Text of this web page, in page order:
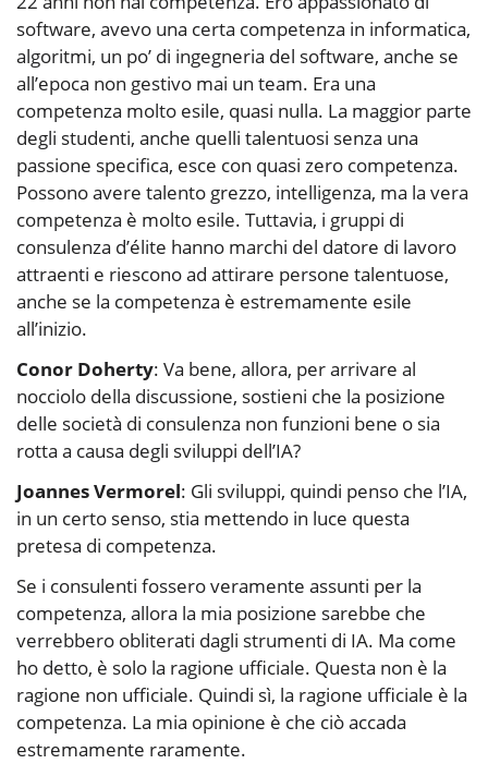
software, avevo una certa competenza in informatica,
algoritmi, un po’ di ingegneria del software, anche se
all’epoca non gestivo mai un team. Era una
competenza molto esile, quasi nulla. La maggior parte
degli studenti, anche quelli talentuosi senza una
passione specifica, esce con quasi zero competenza.
Possono avere talento grezzo, intelligenza, ma la vera
competenza è molto esile. Tuttavia, i gruppi di
consulenza d’élite hanno marchi del datore di lavoro
attraenti e riescono ad attirare persone talentuose,
anche se la competenza è estremamente esile
all’inizio.
Conor Doherty: Va bene, allora, per arrivare al
nocciolo della discussione, sostieni che la posizione
delle società di consulenza non funzioni bene o sia
rotta a causa degli sviluppi dell’IA?
Joannes Vermorel: Gli sviluppi, quindi penso che l’IA,
in un certo senso, stia mettendo in luce questa
pretesa di competenza.
Se i consulenti fossero veramente assunti per la
competenza, allora la mia posizione sarebbe che
verrebbero obliterati dagli strumenti di IA. Ma come
ho detto, è solo la ragione ufficiale. Questa non è la
ragione non ufficiale. Quindi sì, la ragione ufficiale è la
competenza. La mia opinione è che ciò accada
estremamente raramente.